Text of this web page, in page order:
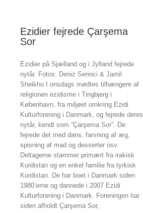
Ezidier fejrede Çarşema
Sor
Ezidier på Sjælland og i Jylland fejrede
nytår. Fotos: Deniz Serinci & Jamil
Sheikho I onsdags mødtes tilhængere af
religionen ezidisme i Tingbjerg i
København, fra miljøet omkring Ezidi
Kulturforening i Danmark, og fejrede deres
nytår, kendt som ”Çarşema Sor”. De
fejrede det med dans, farvning af æg,
spisning af mad og desserter osv.
Deltagerne stammer primært fra irakisk
Kurdistan og en enkel familie fra tyrkisk
Kurdistan. De har boet i Danmark siden
1980’erne og dannede i 2007 Ezidi
Kulturforening i Danmark. Foreningen har
siden afholdt Çarşema Sor,